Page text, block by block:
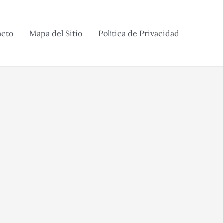
Mapa del Sitio Política de Privacidad